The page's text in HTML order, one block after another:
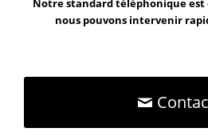
Notre standard téléphonique est
nous pouvons intervenir